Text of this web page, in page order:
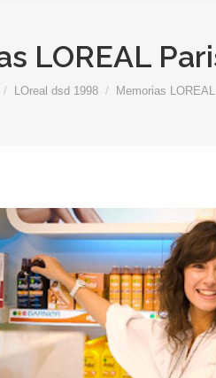
LOREAL
aquí:
LOreal dsd 1998 Memorias